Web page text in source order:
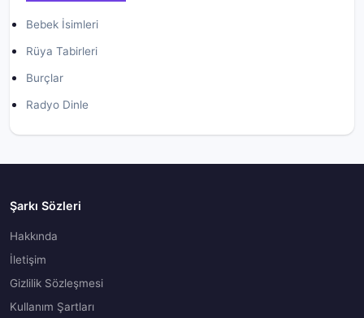
Bebek İsimleri
Rüya Tabirleri
Burçlar
Radyo Dinle
Şarkı Sözleri
Hakkında
İletişim
Gizlilik Sözleşmesi
Kullanım Şartları